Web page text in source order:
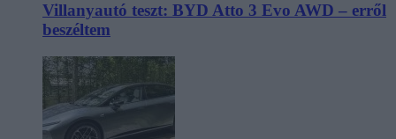
Villanyautó teszt: BYD Atto 3 Evo AWD – erről
beszéltem